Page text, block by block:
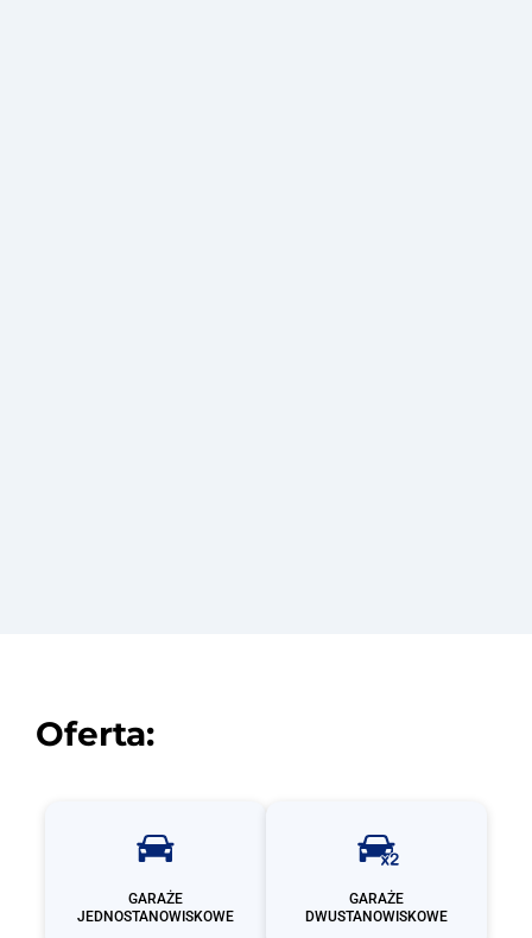
Oferta:
GARAŻE
JEDNOSTANOWISKOWE
GARAŻE
DWUSTANOWISKOWE